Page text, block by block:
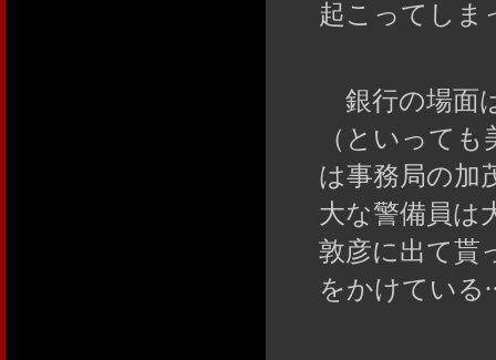
起こってしま
銀行の場面
（といって
は事務局の加
大な警備員は
敦彦に出て貰
をかけている